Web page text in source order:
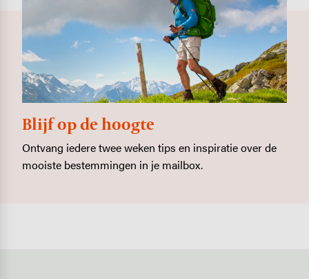
Blijf op de hoogte
Ontvang iedere twee weken tips en inspiratie over de
mooiste bestemmingen in je mailbox.